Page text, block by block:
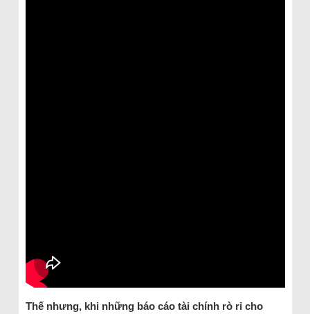
Thế nhưng, khi những báo cáo tài chính rò rỉ cho